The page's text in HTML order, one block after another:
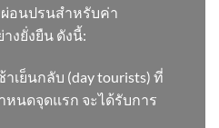
อนปรนสำหรับค่า
งยั่งยืน ดังนี้:
เย็นกลับ (day tourists) ที่
หนดจุดแรก จะได้รับการ